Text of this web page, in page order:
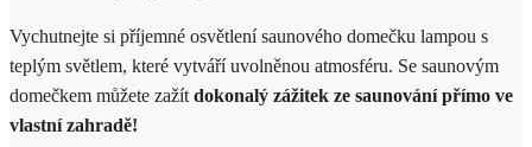
Vychutnejte si příjemné osvětlení saunového domečku lampou s
teplým světlem, které vytváří uvolněnou atmosféru. Se saunovým
domečkem můžete zažít dokonalý zážitek ze saunování přímo ve
vlastní zahradě!